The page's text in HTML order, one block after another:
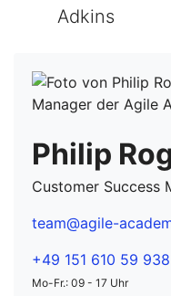
Adkins
Philip
Customer Success
team@agile-
+49 151 610 59 938
Mo-Fr.: 09 - 17 Uhr